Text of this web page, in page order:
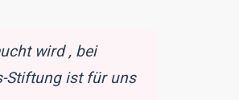
wird , bei
Stiftung ist für uns